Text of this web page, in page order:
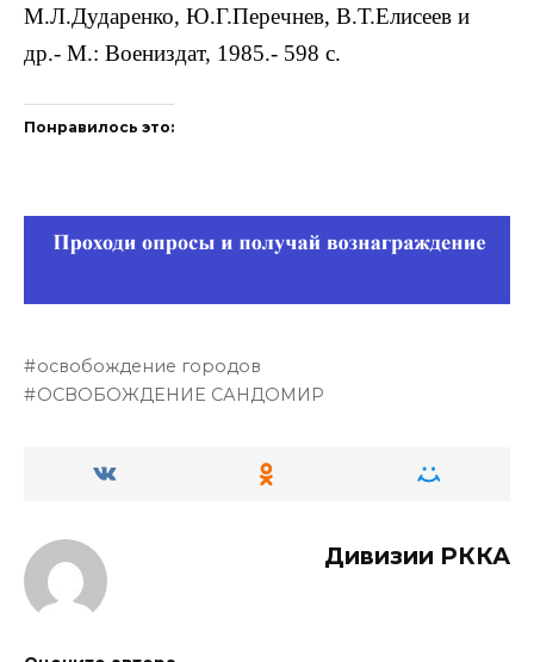
М.Л.Дударенко, Ю.Г.Перечнев, В.Т.Елисеев и
др.- М.: Воениздат, 1985.- 598 с.
Понравилось это:
освобождение городов
ОСВОБОЖДЕНИЕ САНДОМИР
Дивизии РККА